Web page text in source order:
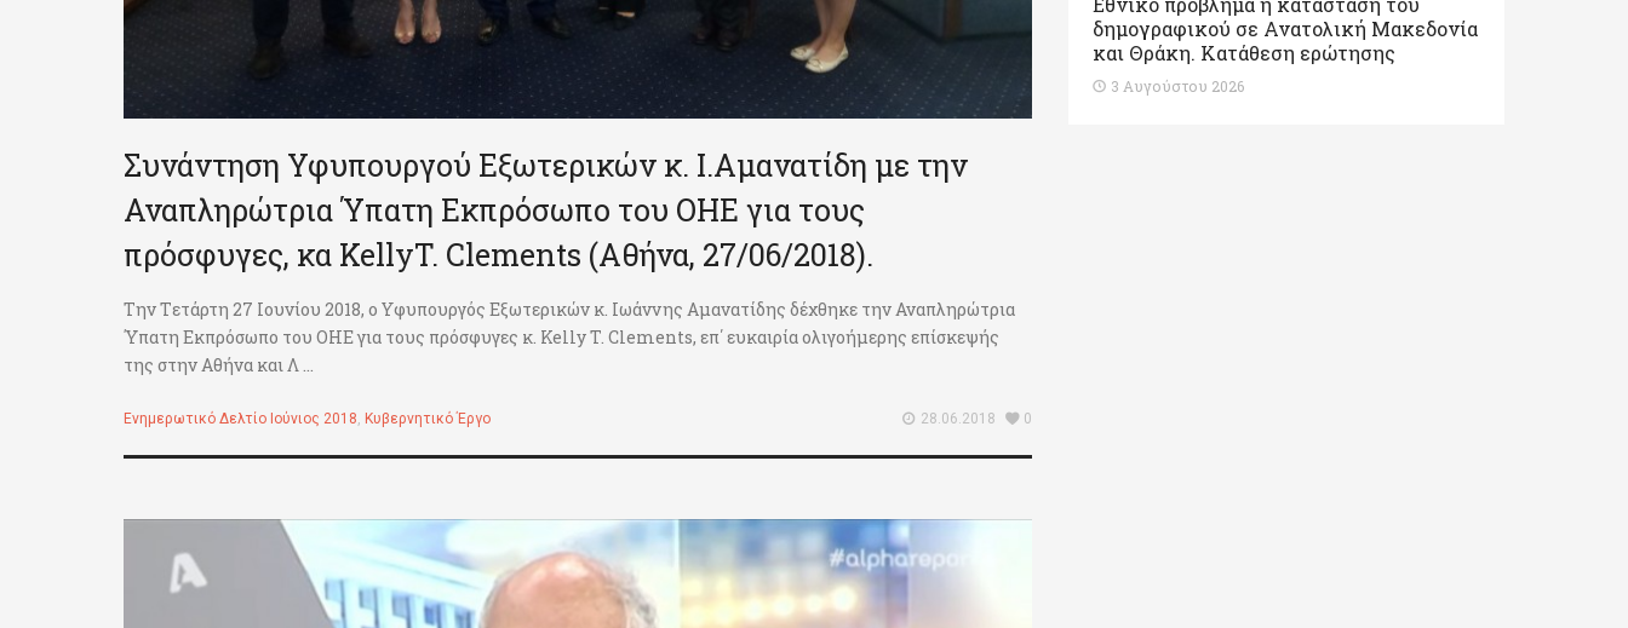
Συνάντηση Υφυπουργού Εξωτερικών κ. Ι.Αμανατίδη με την
Αναπληρώτρια Ύπατη Εκπρόσωπο του ΟΗΕ για τους
πρόσφυγες, κα KellyT. Clements (Αθήνα, 27/06/2018).
Την Tετάρτη 27 Ιουνίου 2018, ο Υφυπουργός Εξωτερικών κ. Ιωάννης Αμανατίδης δέχθηκε την Αναπληρώτρια
Ύπατη Εκπρόσωπο του ΟΗΕ για τους πρόσφυγες κ. Kelly T. Clements, επ΄ ευκαιρία ολιγοήμερης επίσκεψής
της στην Αθήνα και Λ ...
Ενημερωτικό Δελτίο Ιούνιος 2018, Κυβερνητικό Έργο 28.06.2018 0
δημογραφικού σε Ανατολική Μακεδονία
και Θράκη. Κατάθεση ερώτησης
3 Αυγούστου 2026